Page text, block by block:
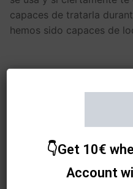
capaces de tratarla
hemos sido capaces de
Cómo funciona Bitbuy
Deja una respuesta
Tu dirección de correo
👇Get 10€
Account